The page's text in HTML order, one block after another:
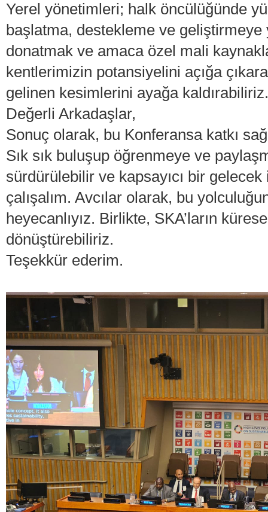
Yerel yönetimleri; halk öncülüğünde
başlatma, destekleme ve
donatmak ve amaca özel mali
kentlerimizin potansiyelini açığa
gelinen kesimlerini ayağa kaldırabiliriz.
Değerli Arkadaşlar,
Sonuç olarak, bu Konferansa katkı
Sık sık buluşup öğrenmeye ve
sürdürülebilir ve kapsayıcı bir
çalışalım. Avcılar olarak, bu
heyecanlıyız. Birlikte, SKA’ların
dönüştürebiliriz.
Teşekkür ederim.